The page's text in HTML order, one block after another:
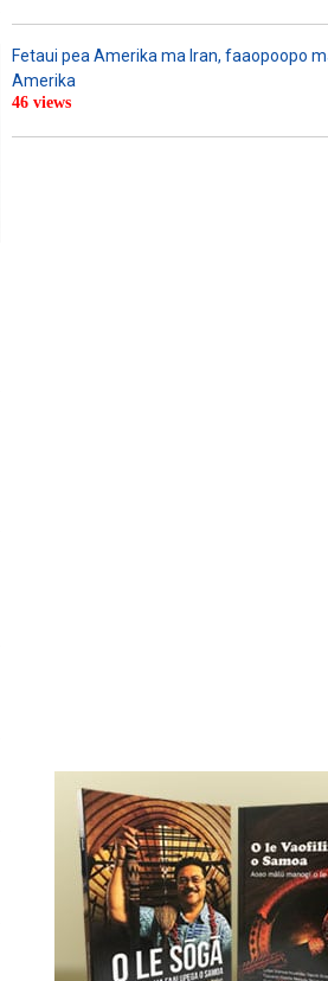
Fetaui pea Amerika ma Iran, faaopoopo
Amerika
46 views